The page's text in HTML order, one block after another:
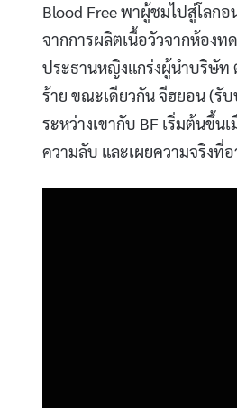
Blood Free พาผู้ชมไปสู่โลก
จากการผลิตเนื้อวัวจากห้อง
ประธานหญิงแกร่งผู้นำบริษัท
ร้าย ขณะเดียวกัน จีฮยอน (รั
ระหว่างเขากับ BF เริ่มต้นขึ้
ความลับ และเผยความจริงที่